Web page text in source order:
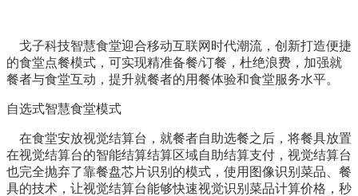
戈子科技智慧食堂迎合移动互联网时代潮流，创新打造便捷
的食堂点餐模式，可实现精准备餐/订餐，杜绝浪费，加强就
餐者与食堂互动，提升就餐者的用餐体验和食堂服务水平。
自选式智慧食堂模式
在食堂安放视觉结算台，就餐者自助选餐之后，将餐具放置
在视觉结算台的智能结算结算区域自助结算支付，视觉结算台
也完全抛弃了靠餐盘芯片识别的模式，使用图像识别菜品、餐
具的技术，让视觉结算台能够快速视觉识别菜品计算价格，秒